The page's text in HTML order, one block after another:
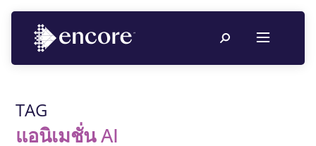
TAG
แอนิเมชั่น AI